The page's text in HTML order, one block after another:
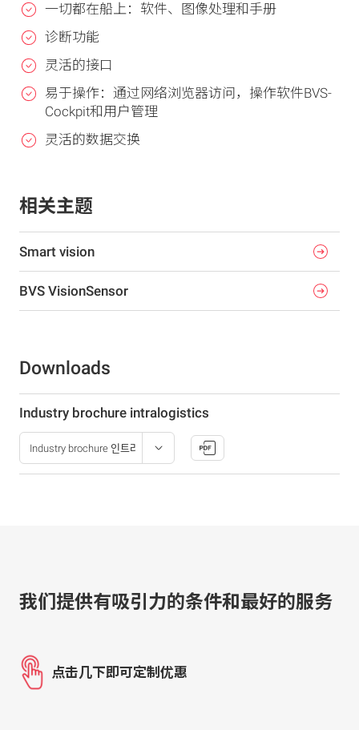
一切都在船上：软件、图像处理和手册
诊断功能
灵活的接口
易于操作：通过网络浏览器访问，操作软件BVS-
Cockpit和用户管理
灵活的数据交换
相关主题
Smart vision
BVS VisionSensor
Downloads
Industry brochure intralogistics
我们提供有吸引力的条件和最好的服务
点击几下即可定制优惠